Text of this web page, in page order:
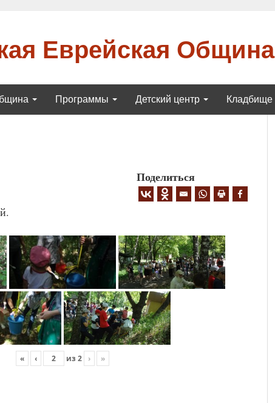
Еврейская Община
Программы Детский центр Кладбище
Поделиться
« ‹ из 2 › »